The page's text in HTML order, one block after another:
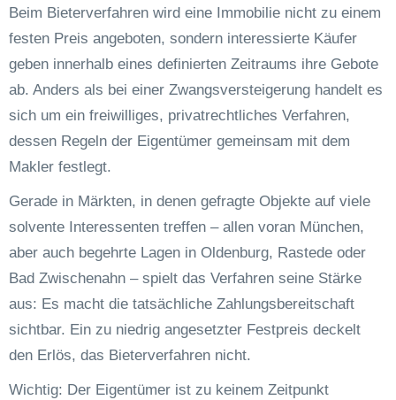
Beim Bieterverfahren wird eine Immobilie nicht zu einem
festen Preis angeboten, sondern interessierte Käufer
geben innerhalb eines definierten Zeitraums ihre Gebote
ab. Anders als bei einer Zwangsversteigerung handelt es
sich um ein freiwilliges, privatrechtliches Verfahren,
dessen Regeln der Eigentümer gemeinsam mit dem
Makler festlegt.
Gerade in Märkten, in denen gefragte Objekte auf viele
solvente Interessenten treffen – allen voran München,
aber auch begehrte Lagen in Oldenburg, Rastede oder
Bad Zwischenahn – spielt das Verfahren seine Stärke
aus: Es macht die tatsächliche Zahlungsbereitschaft
sichtbar. Ein zu niedrig angesetzter Festpreis deckelt
den Erlös, das Bieterverfahren nicht.
Wichtig: Der Eigentümer ist zu keinem Zeitpunkt